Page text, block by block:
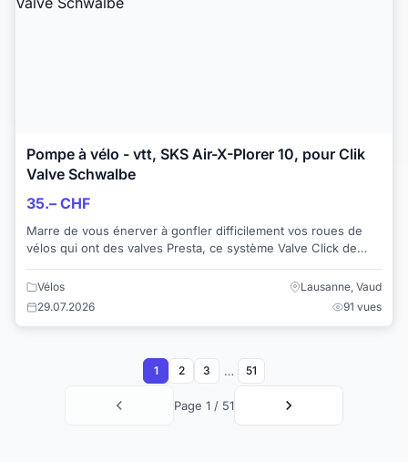
Pompe à vélo - vtt, SKS Air-X-Plorer 10, pour Clik
Valve Schwalbe
35.– CHF
Marre de vous énerver à gonfler difficilement vos roues de
vélos qui ont des valves Presta, ce système Valve Click de
Vélos
Lausanne, Vaud
29.07.2026
91 vues
Page 1 / 51
1 2 3 … 51